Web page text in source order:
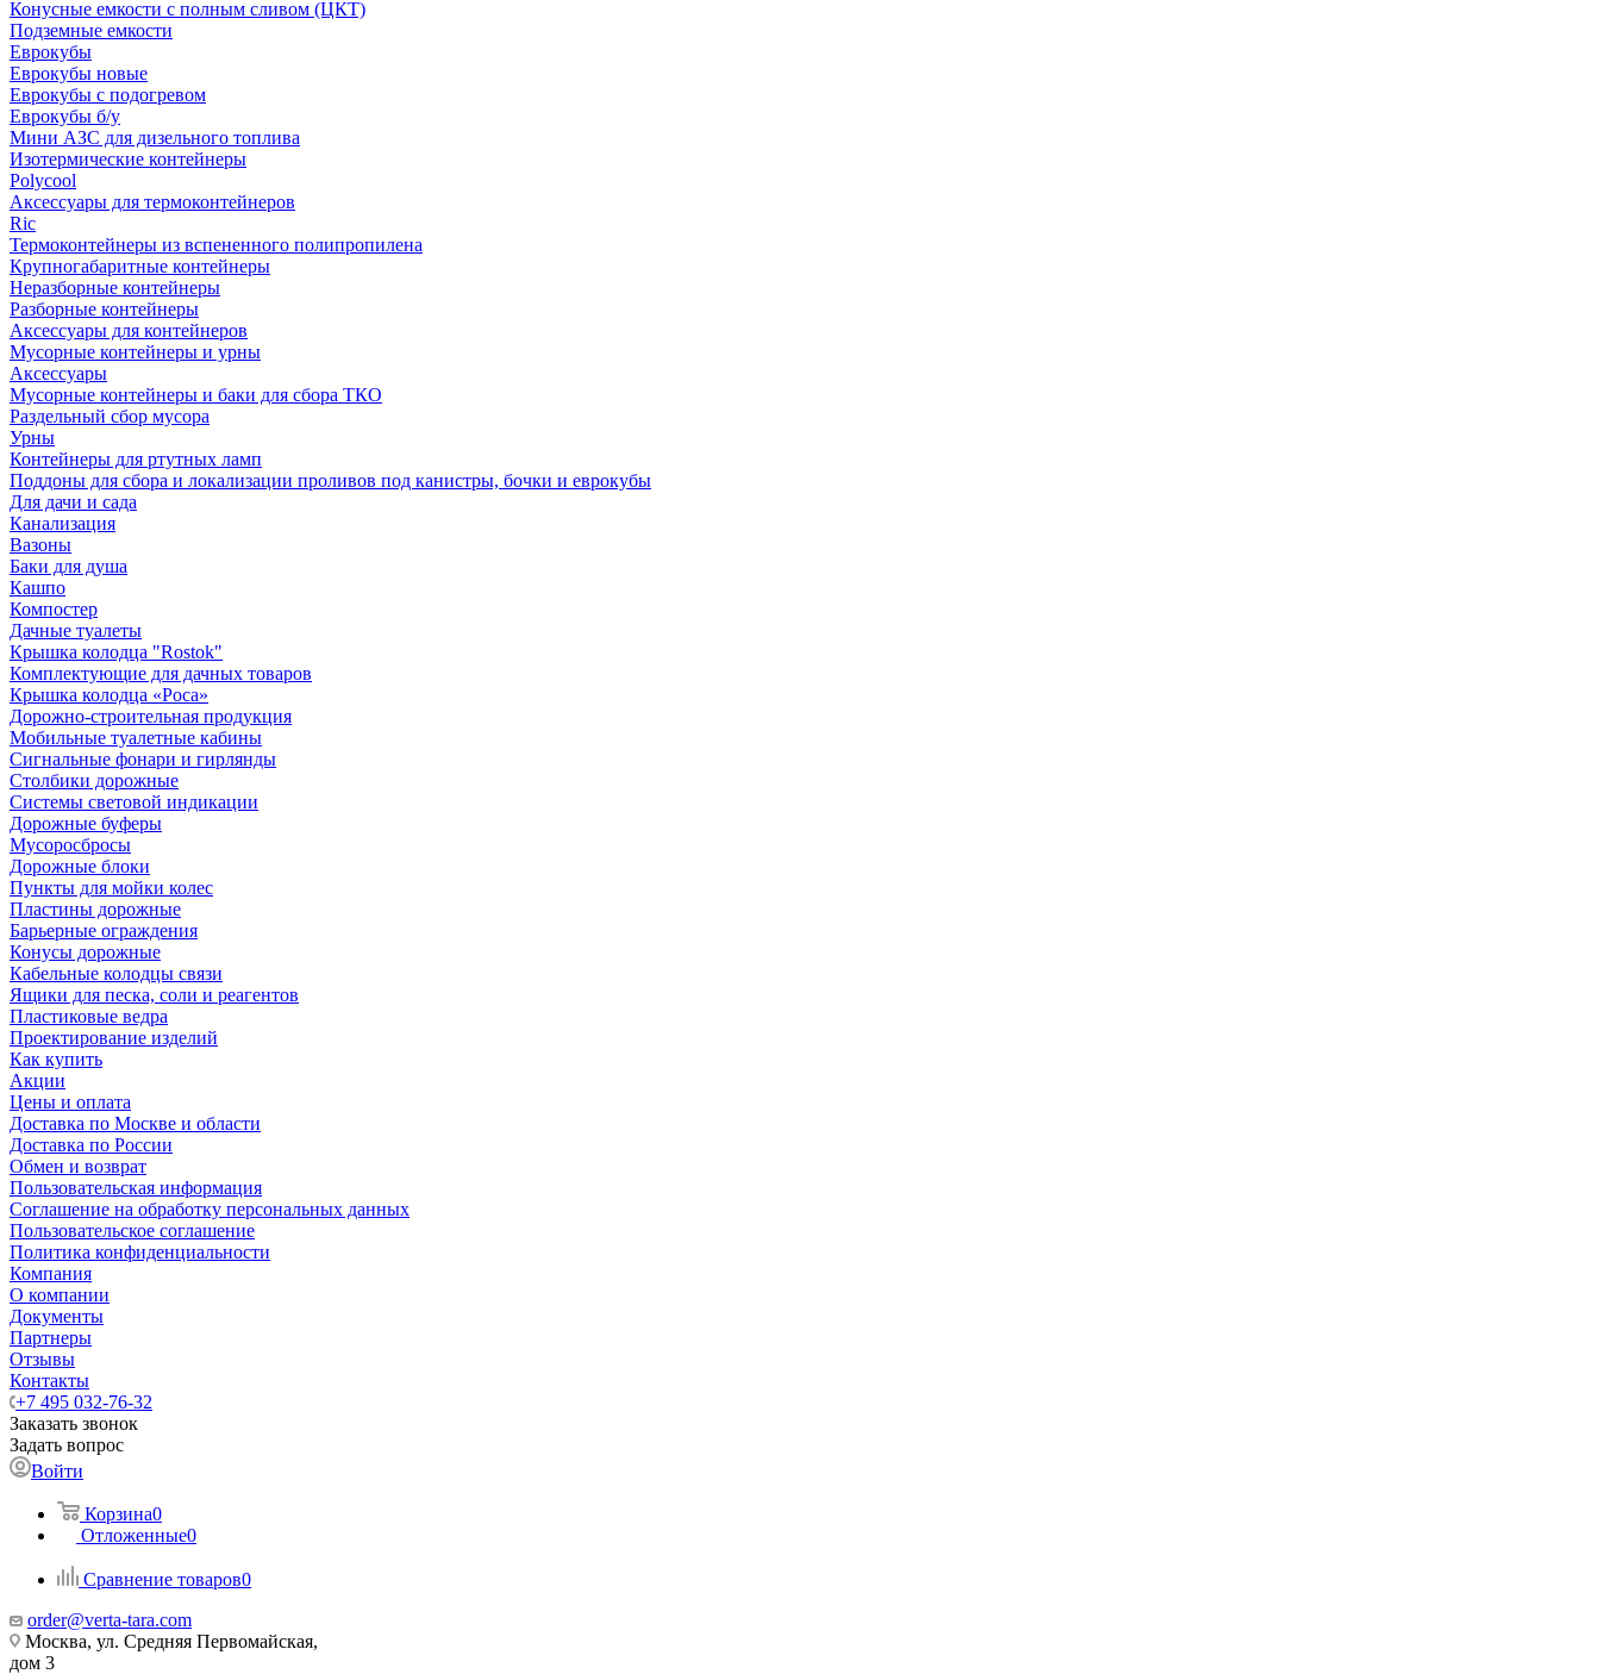
Конусные емкости с полным сливом (ЦКТ)
Подземные емкости
Еврокубы
Еврокубы новые
Еврокубы с подогревом
Еврокубы б/у
Мини АЗС для дизельного топлива
Изотермические контейнеры
Polycool
Аксессуары для термоконтейнеров
Ric
Термоконтейнеры из вспененного полипропилена
Крупногабаритные контейнеры
Неразборные контейнеры
Разборные контейнеры
Аксессуары для контейнеров
Мусорные контейнеры и урны
Аксессуары
Мусорные контейнеры и баки для сбора ТКО
Раздельный сбор мусора
Урны
Контейнеры для ртутных ламп
Поддоны для сбора и локализации проливов под канистры, бочки и еврокубы
Для дачи и сада
Канализация
Вазоны
Баки для душа
Кашпо
Компостер
Дачные туалеты
Крышка колодца "Rostok"
Комплектующие для дачных товаров
Крышка колодца «Роса»
Дорожно-строительная продукция
Мобильные туалетные кабины
Сигнальные фонари и гирлянды
Столбики дорожные
Системы световой индикации
Дорожные буферы
Мусоросбросы
Дорожные блоки
Пункты для мойки колес
Пластины дорожные
Барьерные ограждения
Конусы дорожные
Кабельные колодцы связи
Ящики для песка, соли и реагентов
Пластиковые ведра
Проектирование изделий
Как купить
Акции
Цены и оплата
Доставка по Москве и области
Доставка по России
Обмен и возврат
Пользовательская информация
Соглашение на обработку персональных данных
Пользовательское соглашение
Политика конфиденциальности
Компания
О компании
Документы
Партнеры
Отзывы
Контакты
+7 495 032-76-32
Заказать звонок
Задать вопрос
Войти
Корзина0
Отложенные0
Сравнение товаров0
order@verta-tara.com
Москва, ул. Средняя Первомайская,
дом 3